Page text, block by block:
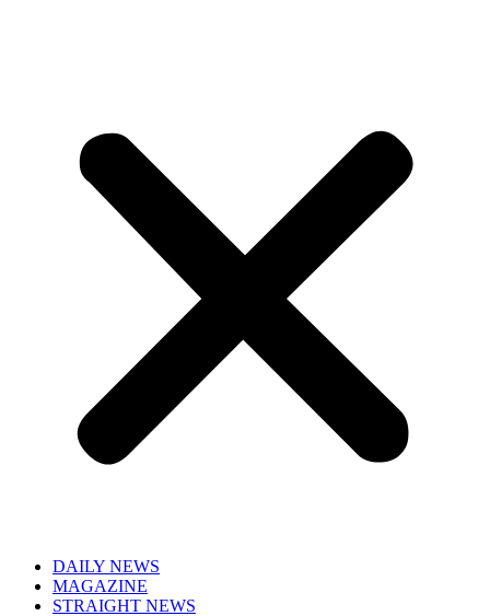
DAILY NEWS
MAGAZINE
STRAIGHT NEWS